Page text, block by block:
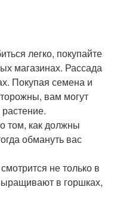
легко, покупайте
магазинах. Рассада
Покупая семена и
вам могут
том, как должны
обмануть вас
не только в
в горшках,